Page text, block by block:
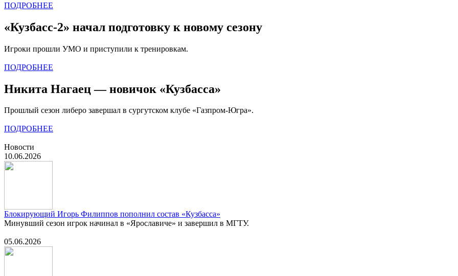
ПОДРОБНЕЕ
«Кузбасс-2» начал подготовку к новому сезону
Игроки прошли УМО и приступили к тренировкам.
ПОДРОБНЕЕ
Никита Нагаец — новичок «Кузбасса»
Прошлый сезон либеро завершал в сургутском клубе «Газпром-Югра».
ПОДРОБНЕЕ
Новости
10.06.2026
Блокирующий Игорь Филиппов пополнил состав «Кузбасса»
Минувший сезон игрок начинал в «Ярославиче» и завершил в МГТУ.
05.06.2026